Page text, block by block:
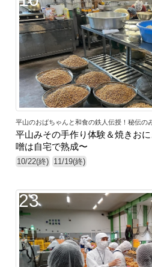
平山のおばちゃんと和食の鉄人伝授！秘伝の
平山みその手作り体験＆焼きお
噌は自宅で熟成〜
10/22(終) 11/19(終)
23